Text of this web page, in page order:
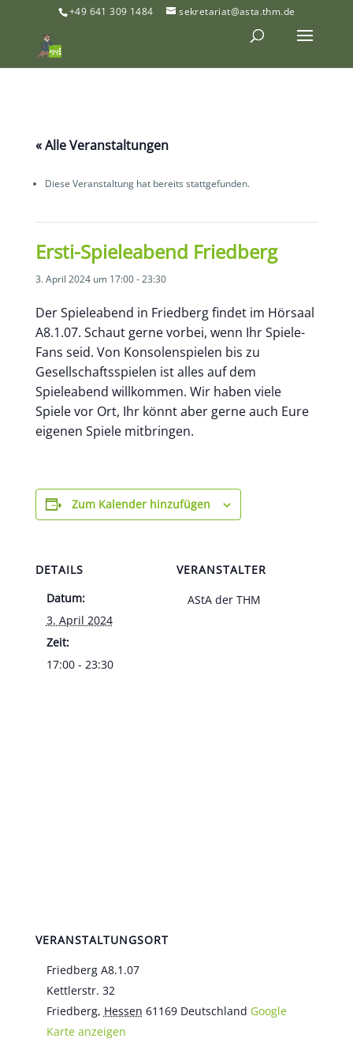
+49 641 309 1484 sekretariat@asta.thm.de
« Alle Veranstaltungen
Diese Veranstaltung hat bereits stattgefunden.
Ersti-Spieleabend Friedberg
3. April 2024 um 17:00-23:30
Der Spieleabend in Friedberg findet im Hörsaal
A8.1.07. Schaut gerne vorbei, wenn Ihr Spiele-
Fans seid. Von Konsolenspielen bis zu
Gesellschaftsspielen ist alles auf dem
Spieleabend willkommen. Wir haben viele
Spiele vor Ort, Ihr könnt aber gerne auch Eure
eigenen Spiele mitbringen.
Zum Kalender hinzufügen
DETAILS
Datum:
3. April 2024
Zeit:
17:00 - 23:30
VERANSTALTER
AStA der THM
VERANSTALTUNGSORT
Friedberg A8.1.07
Kettlerstr. 32
Friedberg, Hessen 61169 Deutschland Google
Karte anzeigen